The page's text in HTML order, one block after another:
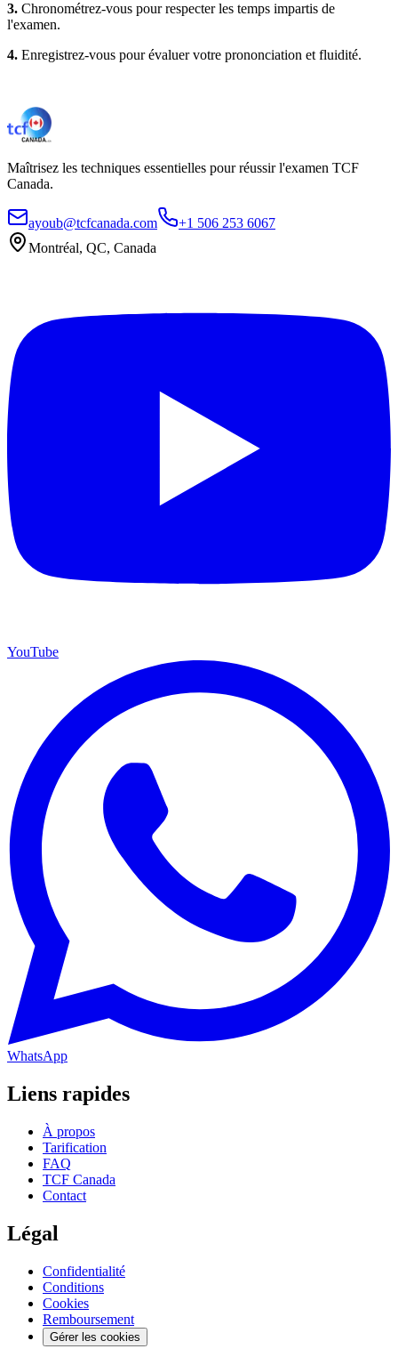
3. Chronométrez-vous pour respecter les temps impartis de
l'examen.
4. Enregistrez-vous pour évaluer votre prononciation et fluidité.
Maîtrisez les techniques essentielles pour réussir l'examen TCF
Canada.
ayoub@tcfcanada.com
+1 506 253 6067
Montréal, QC, Canada
YouTube
WhatsApp
Liens rapides
À propos
Tarification
FAQ
TCF Canada
Contact
Légal
Confidentialité
Conditions
Cookies
Remboursement
Gérer les cookies